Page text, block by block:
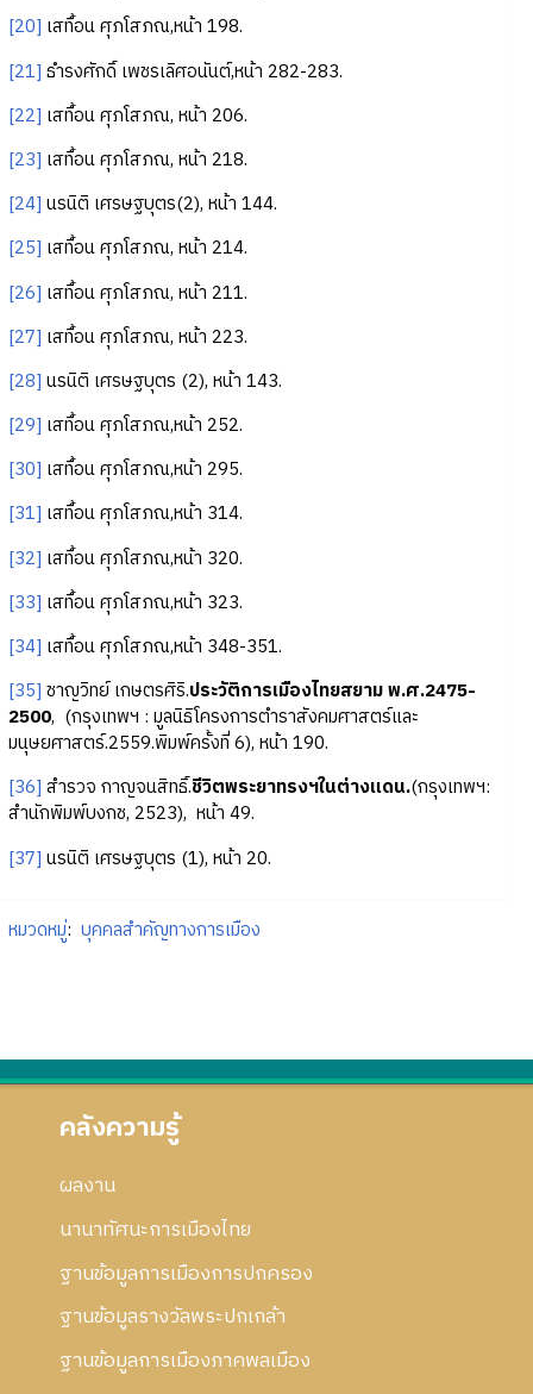
[20] เสทื้อน ศุภโสภณ,หน้า 198.
[21] ธำรงศักดิ์ เพชรเลิศอนันต์,หน้า 282-283.
[22] เสทื้อน ศุภโสภณ, หน้า 206.
[23] เสทื้อน ศุภโสภณ, หน้า 218.
[24] นรนิติ เศรษฐบุตร(2), หน้า 144.
[25] เสทื้อน ศุภโสภณ, หน้า 214.
[26] เสทื้อน ศุภโสภณ, หน้า 211.
[27] เสทื้อน ศุภโสภณ, หน้า 223.
[28] นรนิติ เศรษฐบุตร (2), หน้า 143.
[29] เสทื้อน ศุภโสภณ,หน้า 252.
[30] เสทื้อน ศุภโสภณ,หน้า 295.
[31] เสทื้อน ศุภโสภณ,หน้า 314.
[32] เสทื้อน ศุภโสภณ,หน้า 320.
[33] เสทื้อน ศุภโสภณ,หน้า 323.
[34] เสทื้อน ศุภโสภณ,หน้า 348-351.
[35] ชาญวิทย์ เกษตรศิริ.ประวัติการเมืองไทยสยาม พ.ศ.2475-
2500, (กรุงเทพฯ : มูลนิธิโครงการตำราสังคมศาสตร์และ
มนุษยศาสตร์.2559.พิมพ์ครั้งที่ 6), หน้า 190.
[36] สำรวจ กาญจนสิทธิ์.ชีวิตพระยาทรงฯในต่างแดน.(กรุงเทพฯ:
สำนักพิมพ์บงกช, 2523), หน้า 49.
[37] นรนิติ เศรษฐบุตร (1), หน้า 20.
หมวดหมู่: บุคคลสำคัญทางการเมือง
คลังความรู้
ผลงาน
นานาทัศนะการเมืองไทย
ฐานข้อมูลการเมืองการปกครอง
ฐานข้อมูลรางวัลพระปกเกล้า
ฐานข้อมูลการเมืองภาคพลเมือง